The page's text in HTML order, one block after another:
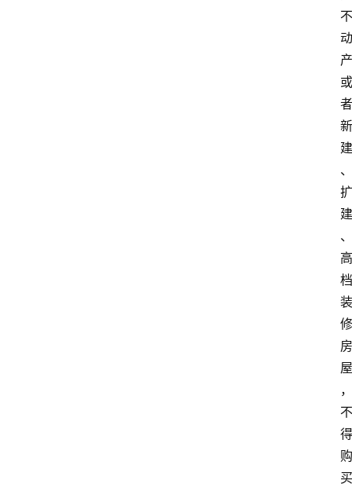
不
动
产
或
者
新
建
、
扩
建
、
高
档
装
修
房
屋
，
不
得
购
买